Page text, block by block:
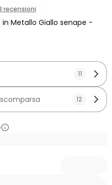
recensioni
Metallo Giallo senape -
11
12